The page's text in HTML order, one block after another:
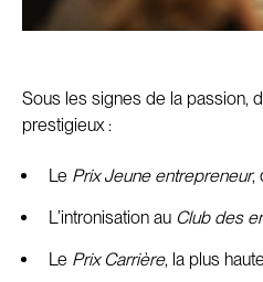
Sous les signes de la passion,
prestigieux :
Le Prix Jeune entrepreneur,
L’intronisation au Club des
Le Prix Carrière, la plus